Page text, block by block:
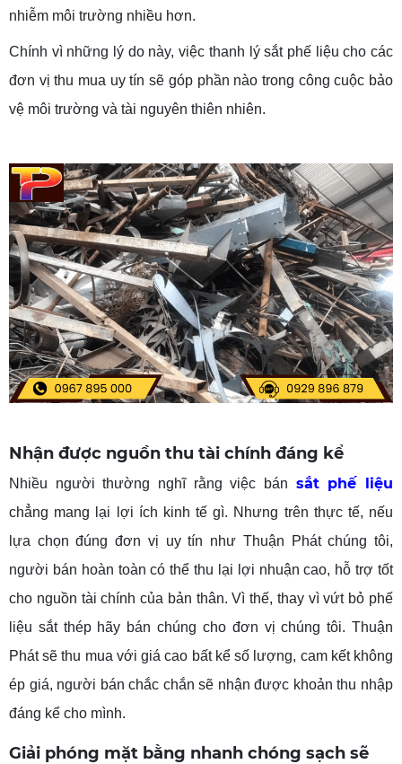
nhiễm môi trường nhiều hơn.
Chính vì những lý do này, việc thanh lý sắt phế liệu cho các
đơn vị thu mua uy tín sẽ góp phần nào trong công cuộc bảo
vệ môi trường và tài nguyên thiên nhiên.
Nhận được nguồn thu tài chính đáng kể
Nhiều người thường nghĩ rằng việc bán sắt phế liệu
chẳng mang lại lợi ích kinh tế gì. Nhưng trên thực tế, nếu
lựa chọn đúng đơn vị uy tín như Thuận Phát chúng tôi,
người bán hoàn toàn có thể thu lại lợi nhuận cao, hỗ trợ tốt
cho nguồn tài chính của bản thân. Vì thế, thay vì vứt bỏ phế
liệu sắt thép hãy bán chúng cho đơn vị chúng tôi. Thuận
Phát sẽ thu mua với giá cao bất kể số lượng, cam kết không
ép giá, người bán chắc chắn sẽ nhận được khoản thu nhập
đáng kể cho mình.
Giải phóng mặt bằng nhanh chóng sạch sẽ